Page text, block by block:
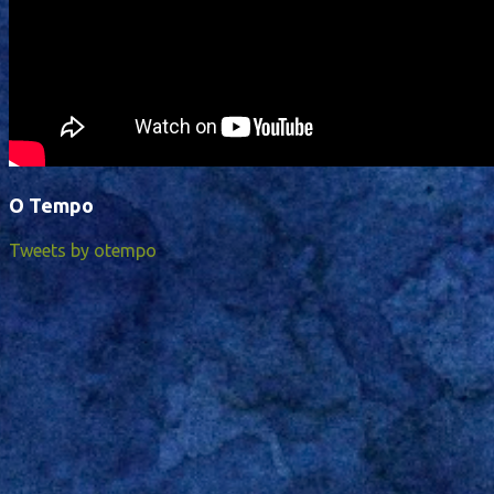
O Tempo
Tweets by otempo